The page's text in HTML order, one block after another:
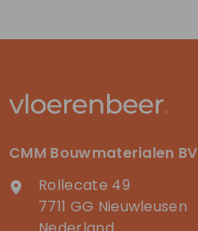
CMM Bouwmaterialen BV
Rollecate 49
7711 GG Nieuwleusen